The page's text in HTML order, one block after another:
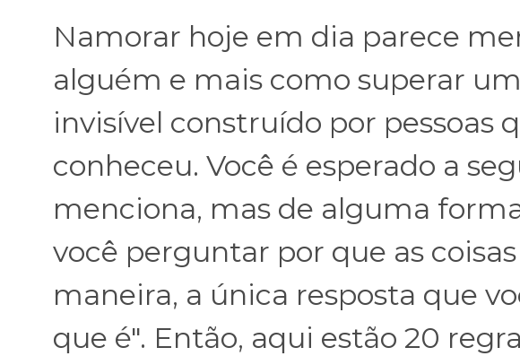
Namorar hoje em dia parece
alguém e mais como superar
invisível construído por pessoas
conheceu. Você é esperado a
menciona, mas de alguma
você perguntar por que as
maneira, a única resposta que
que é". Então, aqui estão 20